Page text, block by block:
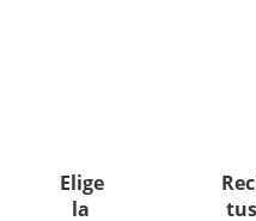
Elige
la
tus